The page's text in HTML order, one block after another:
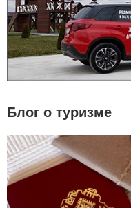
Блог о туризме